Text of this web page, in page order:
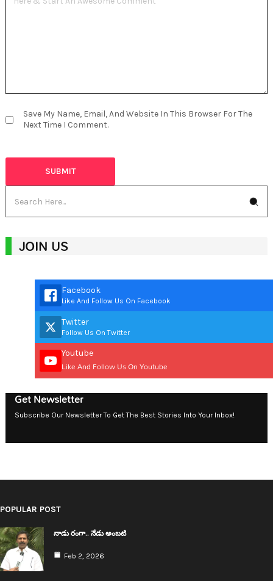
Save My Name, Email, And Website In This Browser For The
Next Time I Comment.
JOIN US
Facebook
Like And Follow Us On Facebook
Twitter
Follow Us On Twitter
Youtube
Like And Follow Us On Youtube
Get Newsletter
Subscribe Our Newsletter To Get The Best Stories Into Your Inbox!
POPULAR POST
నాడు రంగా.. నేడు అంబ‌టి
Feb 2, 2026